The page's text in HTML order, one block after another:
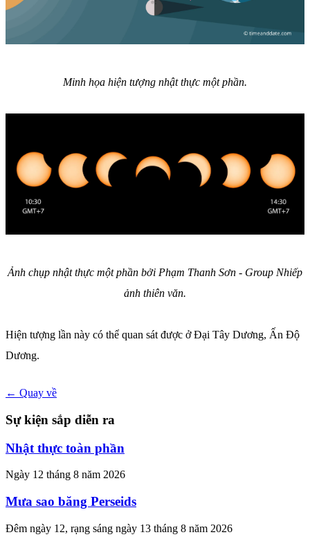
Minh họa hiện tượng nhật thực một phần.
Ảnh chụp nhật thực một phần bởi Phạm Thanh Sơn - Group Nhiếp
ảnh thiên văn.
Hiện tượng lần này có thể quan sát được ở Đại Tây Dương, Ấn Độ
Dương.
← Quay về
Sự kiện sắp diễn ra
Nhật thực toàn phần
Ngày 12 tháng 8 năm 2026
Mưa sao băng Perseids
Đêm ngày 12, rạng sáng ngày 13 tháng 8 năm 2026